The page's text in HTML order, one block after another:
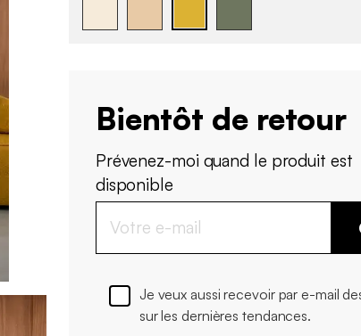
Bientôt de retour
Prévenez-moi quand le produit est
disponible
Je veux aussi recevoir par e-mail
sur les dernières tendances.